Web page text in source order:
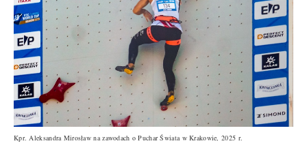
Kpr. Aleksandra Mirosław na zawodach o Puchar Świata w Krakowie, 2025 r.